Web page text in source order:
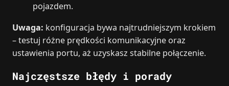
pojazdem.
Uwaga: konfiguracja bywa najtrudniejszym krokiem
– testuj różne prędkości komunikacyjne oraz
ustawienia portu, aż uzyskasz stabilne połączenie.
Najczęstsze błędy i porady